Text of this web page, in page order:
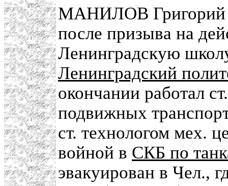
МАНИЛОВ Григорий
после призыва на
Ленинградскую
Ленинградский
окончании работал
подвижных
ст. технологом мех.
войной в СКБ по
эвакуирован в Чел.,